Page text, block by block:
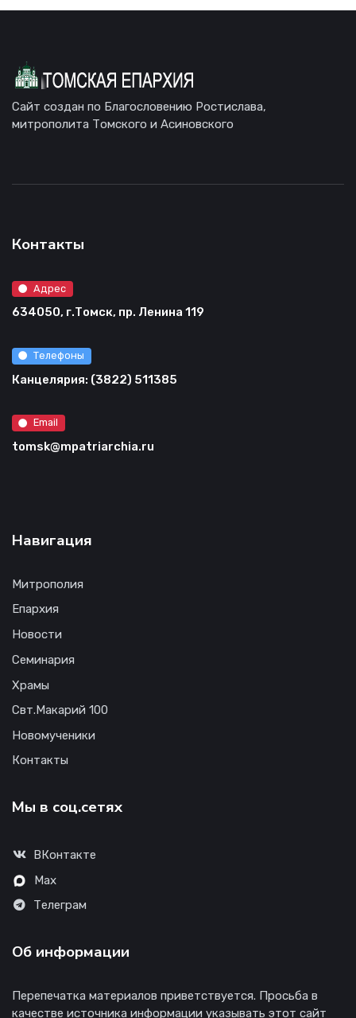
Сайт создан по Благословению Ростислава,
митрополита Томского и Асиновского
Контакты
Адрес
634050, г.Томск, пр. Ленина 119
Телефоны
Канцелярия: (3822) 511385
Email
tomsk@mpatriarchia.ru
Навигация
Митрополия
Епархия
Новости
Семинария
Храмы
Свт.Макарий 100
Новомученики
Контакты
Мы в соц.сетях
ВКонтакте
Max
Телеграм
Об информации
Перепечатка материалов приветствуется. Просьба в
качестве источника информации указывать этот сайт